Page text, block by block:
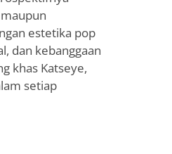
estetika pop
dan kebanggaan
khas Katseye,
setiap